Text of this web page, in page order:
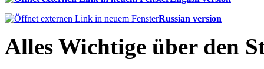
Russian version
Alles Wichtige über den